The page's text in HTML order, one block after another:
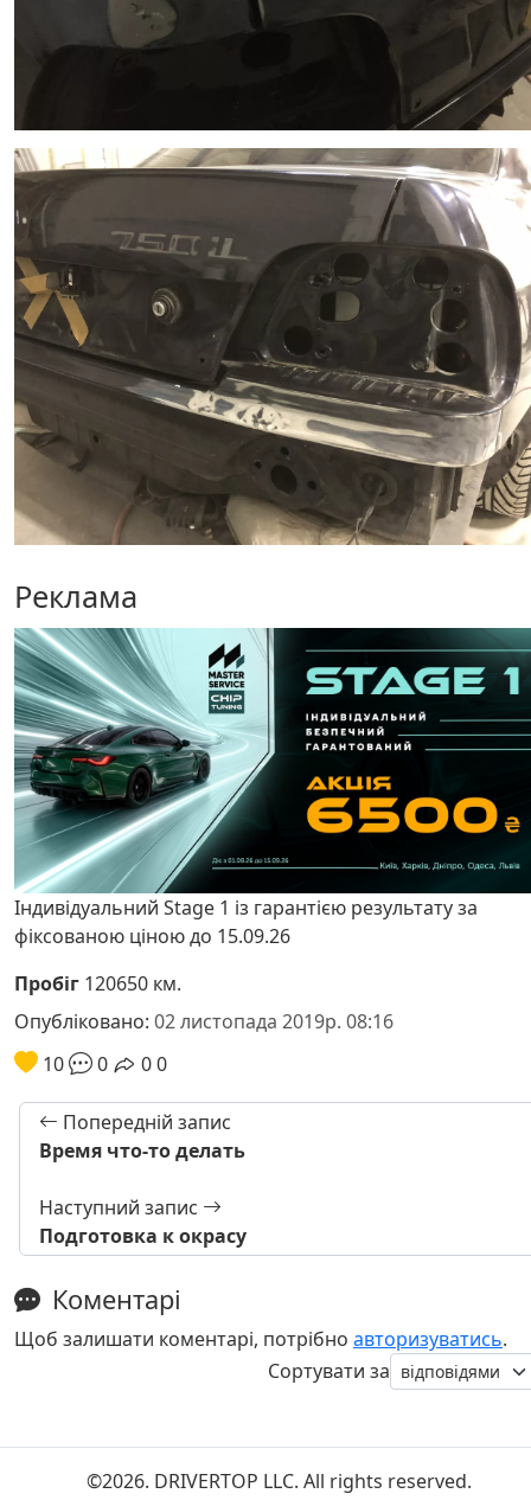
Реклама
Індивідуальний Stage 1 із гарантією результату за
фіксованою ціною до 15.09.26
Пробіг 120650 км.
Опубліковано: 02 листопада 2019р. 08:16
10
0 00
Попередній запис
Время что-то делать
Наступний запис
Подготовка к окрасу
Коментарі
Щоб залишати коментарі, потрібно авторизуватись.
Сортувати за
©2026. DRIVERTOP LLC. All rights reserved.